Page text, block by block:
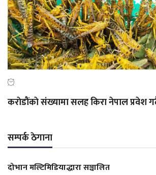
कराेडाैंकाे संख्यामा सलह किरा नेपाल प्रवेश
सम्पर्क ठेगाना
दोभान मल्टिमिडियाद्धारा सञ्चालित